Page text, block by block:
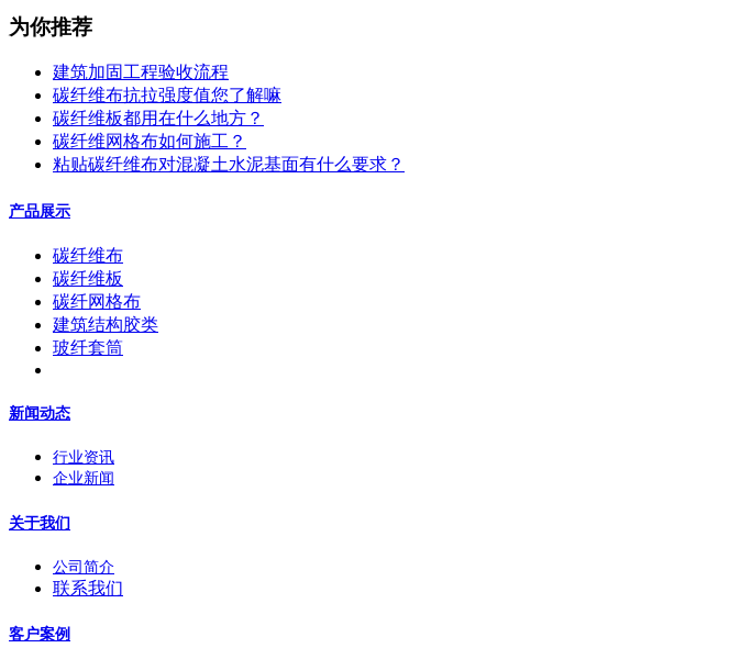
为你推荐
建筑加固工程验收流程
碳纤维布抗拉强度值您了解嘛
碳纤维板都用在什么地方？
碳纤维网格布如何施工？
粘贴碳纤维布对混凝土水泥基面有什么要求？
产品展示
碳纤维布
碳纤维板
碳纤网格布
建筑结构胶类
玻纤套筒
新闻动态
行业资讯
企业新闻
关于我们
公司简介
联系我们
客户案例